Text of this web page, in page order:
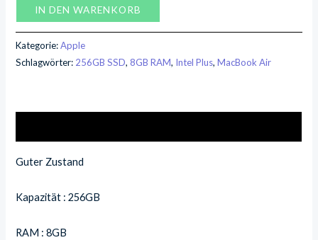
IN DEN WARENKORB
Kategorie:Apple
Schlagwörter: 256GB SSD, 8GB RAM, Intel Plus,MacBook Air
Guter Zustand
Kapazität : 256GB
RAM : 8GB